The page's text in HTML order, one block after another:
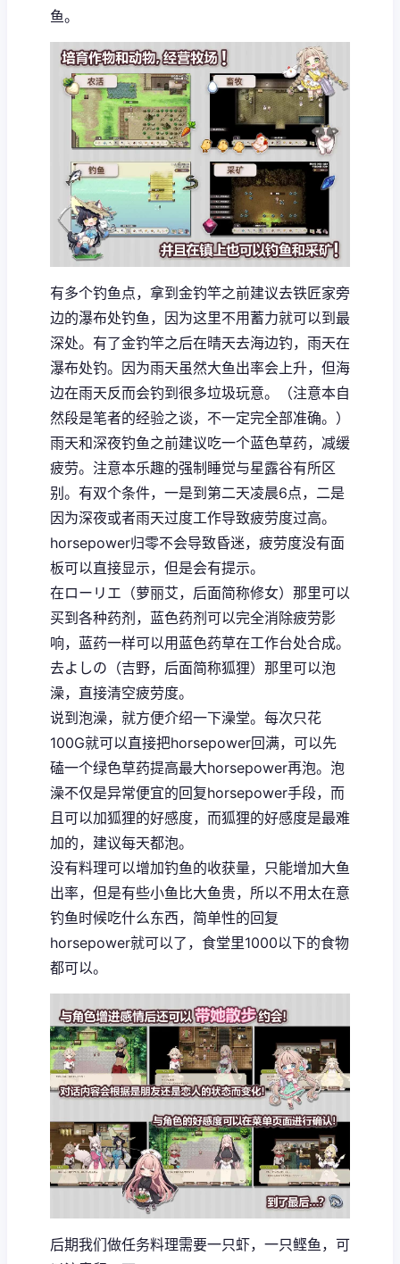
鱼。
有多个钓鱼点，拿到金钓竿之前建议去铁匠家旁
边的瀑布处钓鱼，因为这里不用蓄力就可以到最
深处。有了金钓竿之后在晴天去海边钓，雨天在
瀑布处钓。因为雨天虽然大鱼出率会上升，但海
边在雨天反而会钓到很多垃圾玩意。（注意本自
然段是笔者的经验之谈，不一定完全部准确。）
雨天和深夜钓鱼之前建议吃一个蓝色草药，减缓
疲劳。注意本乐趣的强制睡觉与星露谷有所区
别。有双个条件，一是到第二天凌晨6点，二是
因为深夜或者雨天过度工作导致疲劳度过高。
horsepower归零不会导致昏迷，疲劳度没有面
板可以直接显示，但是会有提示。
在ローリエ（萝丽艾，后面简称修女）那里可以
买到各种药剂，蓝色药剂可以完全消除疲劳影
响，蓝药一样可以用蓝色药草在工作台处合成。
去よしの（吉野，后面简称狐狸）那里可以泡
澡，直接清空疲劳度。
说到泡澡，就方便介绍一下澡堂。每次只花
100G就可以直接把horsepower回满，可以先
磕一个绿色草药提高最大horsepower再泡。泡
澡不仅是异常便宜的回复horsepower手段，而
且可以加狐狸的好感度，而狐狸的好感度是最难
加的，建议每天都泡。
没有料理可以增加钓鱼的收获量，只能增加大鱼
出率，但是有些小鱼比大鱼贵，所以不用太在意
钓鱼时候吃什么东西，简单性的回复
horsepower就可以了，食堂里1000以下的食物
都可以。
后期我们做任务料理需要一只虾，一只鲣鱼，可